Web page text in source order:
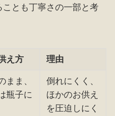
とも丁寧さの一部と考
え方 理由
まま、
瓶子に
倒れにくく、
ほかのお供え
を圧迫しにく